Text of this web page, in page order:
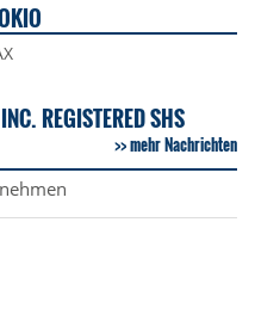
REGISTERED SHS
mehr Nachrichten